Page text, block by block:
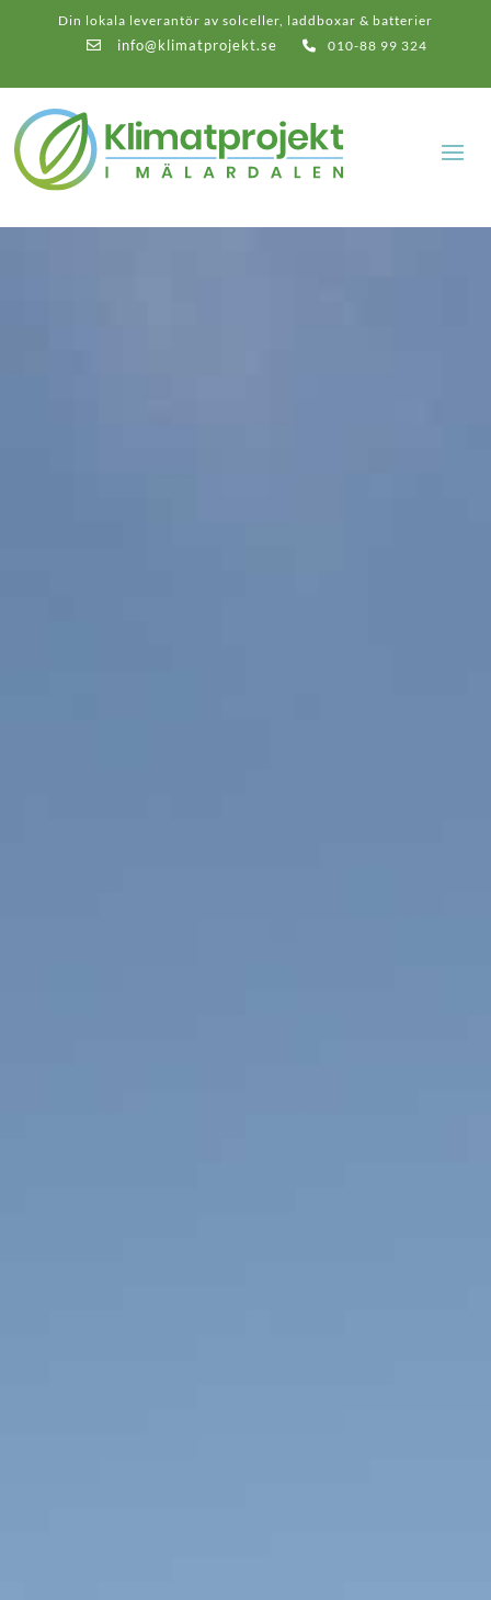
Din lokala leverantör av solceller, laddboxar & batterier
info@klimatprojekt.se 010-88 99 324